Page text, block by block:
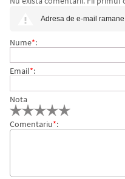
M&G, VARF PENSULA,
Adresa de e-mail
Nume*:
Email*:
Nota
Comentariu*: